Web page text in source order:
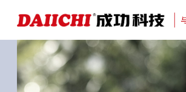
刊物专题一
金属隔断